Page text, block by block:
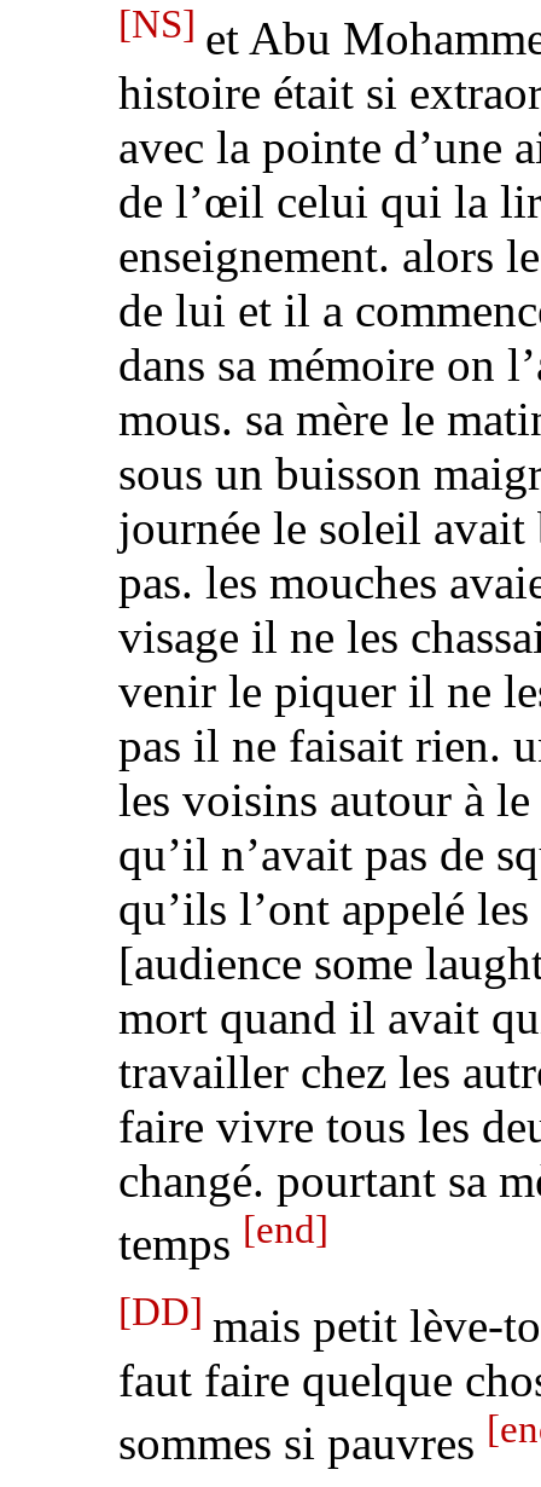
[NS] et Abu
histoire était si
avec la pointe d’une
de l’œil celui qui la
enseignement. alors
de lui et il a
dans sa mémoire on
mous. sa mère le
sous un buisson
journée le soleil
pas. les mouches
visage il ne les
venir le piquer il ne
pas il ne faisait rien.
les voisins autour à
qu’il n’avait pas de
qu’ils l’ont appelé
[audience some
mort quand il avait
travailler chez les
faire vivre tous les
changé. pourtant sa
temps [end]
[DD] mais petit lève-
faut faire quelque
sommes si pauvres